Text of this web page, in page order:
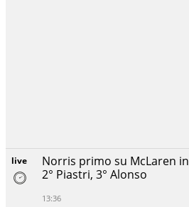
live Norris primo su McLaren in
2° Piastri, 3° Alonso
13:36